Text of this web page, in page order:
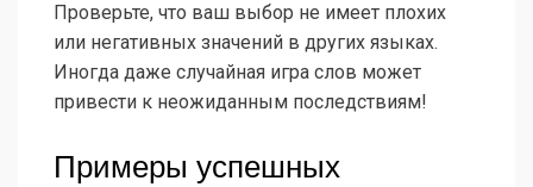
Проверьте, что ваш выбор не имеет плохих
или негативных значений в других языках.
Иногда даже случайная игра слов может
привести к неожиданным последствиям!
Примеры успешных